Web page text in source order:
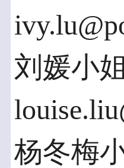
刘媛小
杨冬梅